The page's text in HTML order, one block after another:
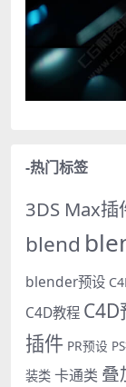
-热门标签
3DS Max插
blend
blender预设
C4D教程 C4D
插件 PR预设
装类 卡通类 叠